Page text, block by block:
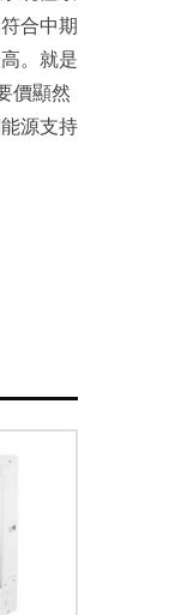
合中期
。就是
價顯然
源支持